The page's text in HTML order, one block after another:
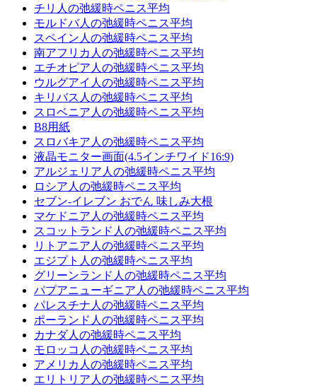
チリ人の弛緩時ペニス平均
モルドバ人の弛緩時ペニス平均
スペイン人の弛緩時ペニス平均
南アフリカ人の弛緩時ペニス平均
エチオピア人の弛緩時ペニス平均
ウルグアイ人の弛緩時ペニス平均
キリバス人の弛緩時ペニス平均
スロベニア人の弛緩時ペニス平均
B8用紙
スロバキア人の弛緩時ペニス平均
液晶モニター画面(4.5インチワイド16:9)
アルジェリア人の弛緩時ペニス平均
ロシア人の弛緩時ペニス平均
セブン-イレブン おでん 味しみ大根
マケドニア人の弛緩時ペニス平均
スコットランド人の弛緩時ペニス平均
リトアニア人の弛緩時ペニス平均
エジプト人の弛緩時ペニス平均
グリーンランド人の弛緩時ペニス平均
パプアニューギニア人の弛緩時ペニス平均
パレスチナ人の弛緩時ペニス平均
ポーランド人の弛緩時ペニス平均
カナダ人の弛緩時ペニス平均
モロッコ人の弛緩時ペニス平均
アメリカ人の弛緩時ペニス平均
エリトリア人の弛緩時ペニス平均